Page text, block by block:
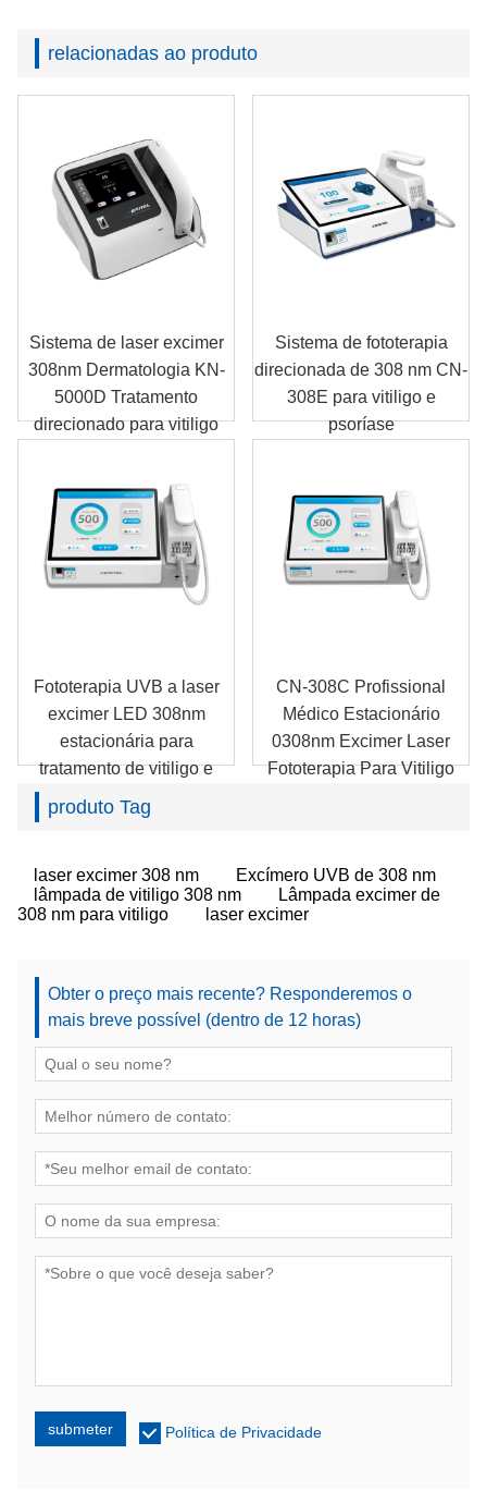
relacionadas ao produto
Sistema de laser excimer
308nm Dermatologia KN-
5000D Tratamento
direcionado para vitiligo
Sistema de fototerapia
direcionada de 308 nm CN-
308E para vitiligo e
psoríase
Fototerapia UVB a laser
excimer LED 308nm
estacionária para
tratamento de vitiligo e
psoríase CN-308D
CN-308C Profissional
Médico Estacionário
0308nm Excimer Laser
Fototerapia Para Vitiligo
produto Tag
laser excimer 308 nm
Excímero UVB de 308 nm
lâmpada de vitiligo 308 nm
Lâmpada excimer de
308 nm para vitiligo
laser excimer
Obter o preço mais recente? Responderemos o
mais breve possível (dentro de 12 horas)
submeter Política de Privacidade